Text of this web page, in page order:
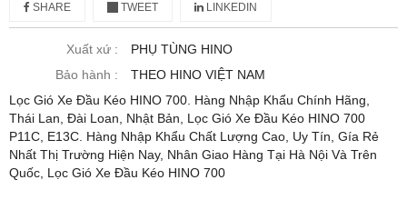
SHARE TWEET LINKEDIN
Xuất xứ :
PHỤ TÙNG HINO
Bảo hành :
THEO HINO VIỆT NAM
Lọc Gió Xe Đầu Kéo HINO 700. Hàng Nhập Khẩu Chính Hãng,
Thái Lan, Đài Loan, Nhật Bản, Lọc Gió Xe Đầu Kéo HINO 700
P11C, E13C. Hàng Nhập Khẩu Chất Lượng Cao, Uy Tín, Gía Rẻ
Nhất Thị Trường Hiện Nay, Nhân Giao Hàng Tại Hà Nội Và Trên
Quốc, Lọc Gió Xe Đầu Kéo HINO 700